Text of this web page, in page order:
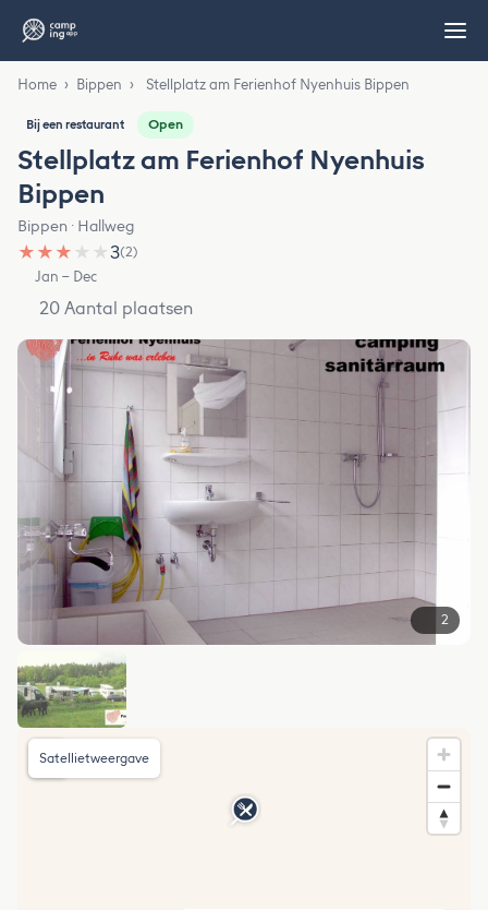
Home › Bippen › Stellplatz am Ferienhof Nyenhuis Bippen
Bij een restaurant Open
Stellplatz am Ferienhof Nyenhuis
Bippen
Bippen · Hallweg
★ ★ ★ ★ ★3(2)
Jan – Dec
20 Aantal plaatsen
2
Satellietweergave